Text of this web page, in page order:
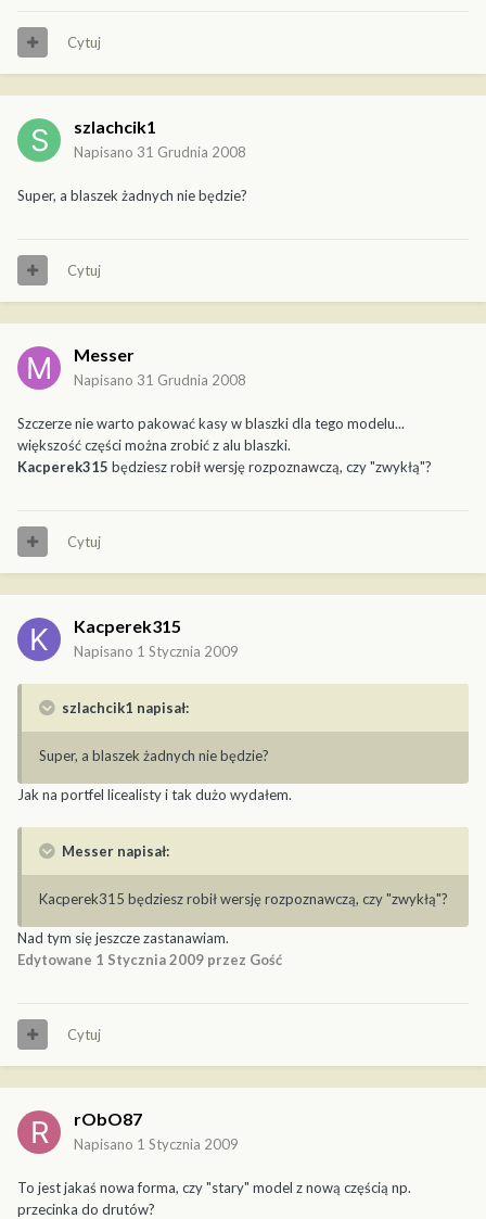
Cytuj
szlachcik1
Napisano 31 Grudnia 2008
Super, a blaszek żadnych nie będzie?
Cytuj
Messer
Napisano 31 Grudnia 2008
Szczerze nie warto pakować kasy w blaszki dla tego modelu...
większość części można zrobić z alu blaszki.
Kacperek315 będziesz robił wersję rozpoznawczą, czy "zwykłą"?
Cytuj
Kacperek315
Napisano 1 Stycznia 2009
szlachcik1 napisał:
Super, a blaszek żadnych nie będzie?
Jak na portfel licealisty i tak dużo wydałem.
Messer napisał:
Kacperek315 będziesz robił wersję rozpoznawczą, czy "zwykłą"?
Nad tym się jeszcze zastanawiam.
Edytowane 1 Stycznia 2009 przez Gość
Cytuj
rObO87
Napisano 1 Stycznia 2009
To jest jakaś nowa forma, czy "stary" model z nową częścią np.
przecinka do drutów?